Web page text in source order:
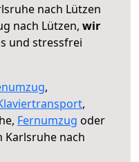
nach Lützen
nach Lützen, wir
und stressfrei
,
,
Fernumzug oder
Karlsruhe nach